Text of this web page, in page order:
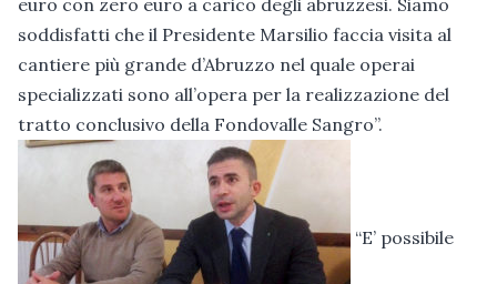
euro con zero euro a carico degli abruzzesi. Siamo
soddisfatti che il Presidente Marsilio faccia visita al
cantiere più grande d’Abruzzo nel quale operai
specializzati sono all’opera per la realizzazione del
tratto conclusivo della Fondovalle Sangro”.
“E’ possibile